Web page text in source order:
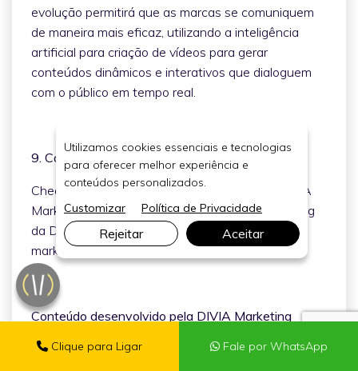
evolução permitirá que as marcas se comuniquem
de maneira mais eficaz, utilizando a inteligência
artificial para criação de vídeos para gerar
conteúdos dinâmicos e interativos que dialoguem
com o público em tempo real.
9. Conclusão
Chegamos ao fim de mais um conteúdo da DIVIA
Marketing Digital! Continue acompanhando o blog
da DIVIA para mais dicas e novidades sobre
marketing digital.
Conteúdo desenvolvido pela DIVIA Marketing
Clique para Ligar Fale por WhatsApp
Utilizamos cookies essenciais e tecnologias
para oferecer melhor experiência e
conteúdos personalizados.
Customizar
Política de Privacidade
Rejeitar Aceitar